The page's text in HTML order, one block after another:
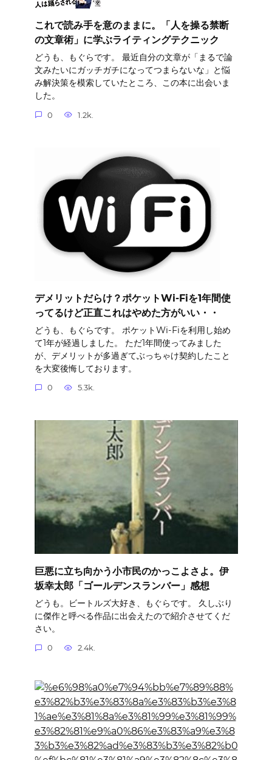
これで読み手を意のままに。「人を操る禁断
の文章術」に学ぶライティングテクニック
どうも、もぐらです。 最近自分の文章が「まるで論
文みたいにガッチガチになってつまらないな」と悩
み解決策を模索していたところ、この本に出会いま
した。
0 1.2k.
デメリットだらけ？ポケットWi-Fiを1年間使
ってるけど正直これはやめた方がいい・・
どうも、もぐらです。 ポケットWi-Fiを利用し始め
て1年が経過しました。 ただ1年間使ってみました
が、デメリットが多過ぎてぶっちゃけ契約したこと
を大変後悔しております。
0 5.3k.
巨悪に立ち向かう小市民のかっこよさよ。伊
坂幸太郎「ゴールデンスランバー」感想
どうも。ビートルズ大好き、もぐらです。 久しぶり
に傑作と呼べる作品に出会えたので紹介させてくだ
さい。
0 2.4k.